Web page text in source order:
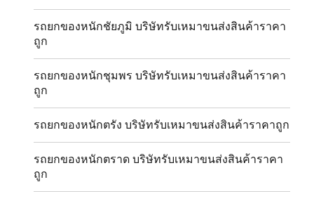
รถยกของหนักชัยภูมิ บริษัทรับเหมาขนส่งสินค้าราคา
ถูก
รถยกของหนักชุมพร บริษัทรับเหมาขนส่งสินค้าราคา
ถูก
รถยกของหนักตรัง บริษัทรับเหมาขนส่งสินค้าราคาถูก
รถยกของหนักตราด บริษัทรับเหมาขนส่งสินค้าราคา
ถูก